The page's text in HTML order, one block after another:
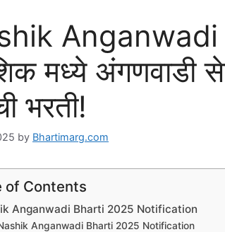
मध्ये अंगणवाडी
भरती!
by Bhartimarg.com
of Contents
Anganwadi Bharti 2025 Notification
Anganwadi Bharti 2025 Notification